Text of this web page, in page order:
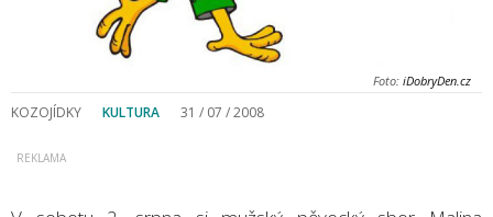
Foto: iDobryDen.cz
KOZOJÍDKY KULTURA 31 / 07 / 2008